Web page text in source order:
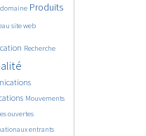
Produits
site web
Recherche
Mouvements
ouvertes
entrants